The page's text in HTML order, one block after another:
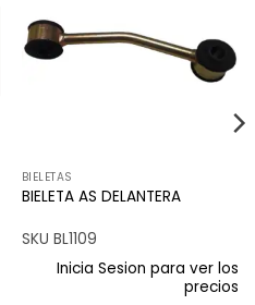
deseos
BIELETAS
BIELETA AS DELANTERA
SKU BL1109
Inicia Sesion para ver los
precios